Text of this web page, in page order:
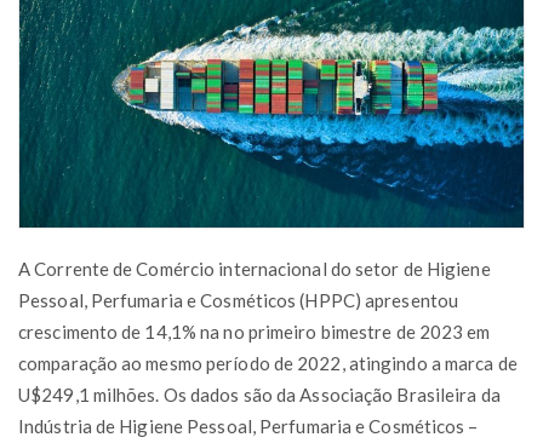
A Corrente de Comércio internacional do setor de Higiene
Pessoal, Perfumaria e Cosméticos (HPPC) apresentou
crescimento de 14,1% na no primeiro bimestre de 2023 em
comparação ao mesmo período de 2022, atingindo a marca de
U$249,1 milhões. Os dados são da Associação Brasileira da
Indústria de Higiene Pessoal, Perfumaria e Cosméticos –